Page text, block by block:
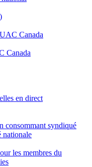
Canada
Canada
en direct
consommant syndiqué
nationale
les membres du